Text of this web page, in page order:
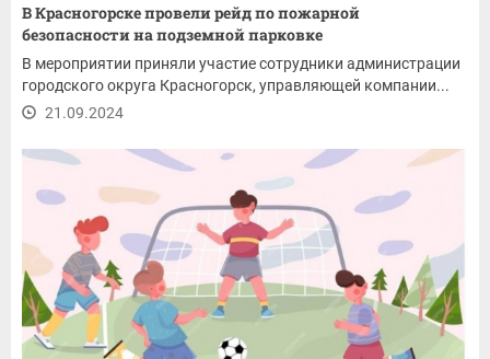
В Красногорске провели рейд по пожарной
безопасности на подземной парковке
В мероприятии приняли участие сотрудники администрации
городского округа Красногорск, управляющей компании...
21.09.2024